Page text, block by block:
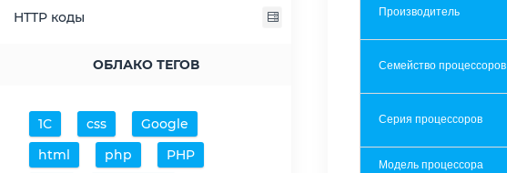
HTTP коды
ОБЛАКО ТЕГОВ
1С css
Google
html
php
PHP
Производитель
Семейство процессоров
Серия процессоров
Модель процессора